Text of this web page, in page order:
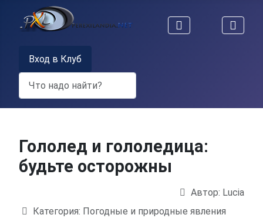
Вход в Клуб
Гололед и гололедица:
будьте осторожны
Автор: Lucia
Категория: Погодные и природные явления